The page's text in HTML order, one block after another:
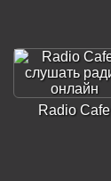
Radio Cafe